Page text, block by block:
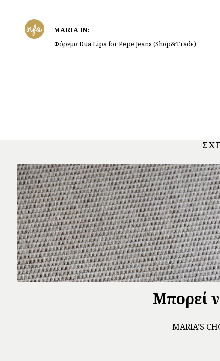
info
MARIA IN:
Φόρεμα Dua Lipa for Pepe Jeans (Shop&Trade)
Μπορεί
ΜARIA’S